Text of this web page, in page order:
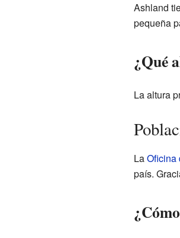
Ashland
pequeña
¿Qué
La altura
LaOficina
país.